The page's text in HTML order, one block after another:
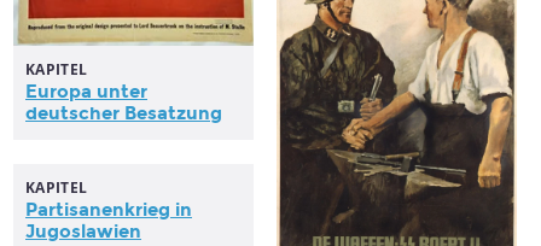
KAPITEL
Europa unter
deutscher Besatzung
KAPITEL
Partisanenkrieg in
Jugoslawien